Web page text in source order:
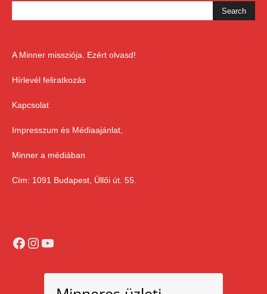
A Minner missziója. Ezért olvasd!
Hírlevél feliratkozás
Kapcsolat
Impresszum és Médiaajánlat,
Minner a médiában
Cím: 1091 Budapest, Üllői út. 55.
Facebook
Instagram
YouTube